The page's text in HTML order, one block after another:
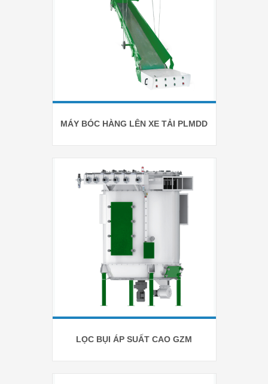
MÁY BÓC HÀNG LÊN XE TẢI PLMDD
LỌC BỤI ÁP SUẤT CAO GZM